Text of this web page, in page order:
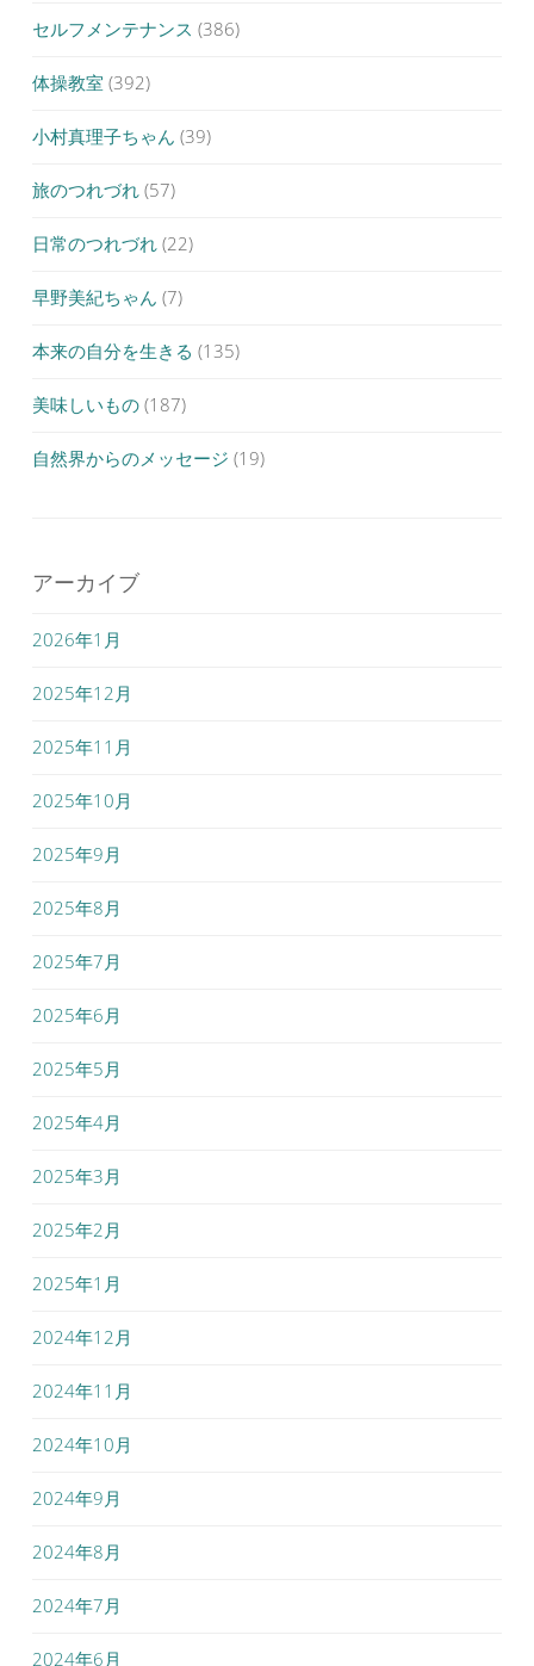
セルフメンテナンス (386)
体操教室 (392)
小村真理子ちゃん (39)
旅のつれづれ (57)
日常のつれづれ (22)
早野美紀ちゃん (7)
本来の自分を生きる (135)
美味しいもの (187)
自然界からのメッセージ (19)
アーカイブ
2026年1月
2025年12月
2025年11月
2025年10月
2025年9月
2025年8月
2025年7月
2025年6月
2025年5月
2025年4月
2025年3月
2025年2月
2025年1月
2024年12月
2024年11月
2024年10月
2024年9月
2024年8月
2024年7月
2024年6月